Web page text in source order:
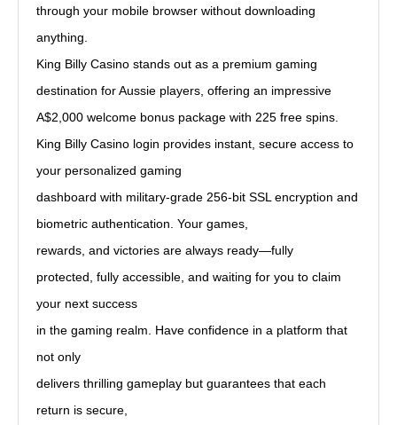
through your mobile browser without downloading
anything.
King Billy Casino stands out as a premium gaming
destination for Aussie players, offering an impressive
A$2,000 welcome bonus package with 225 free spins.
King Billy Casino login provides instant, secure access to
your personalized gaming
dashboard with military-grade 256-bit SSL encryption and
biometric authentication. Your games,
rewards, and victories are always ready—fully
protected, fully accessible, and waiting for you to claim
your next success
in the gaming realm. Have confidence in a platform that
not only
delivers thrilling gameplay but guarantees that each
return is secure,